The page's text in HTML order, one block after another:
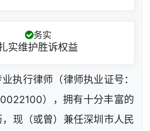
务实
实维护胜诉权益
执行律师（律师执业证号：
），拥有十分丰富的
现（或曾）兼任深圳市人民